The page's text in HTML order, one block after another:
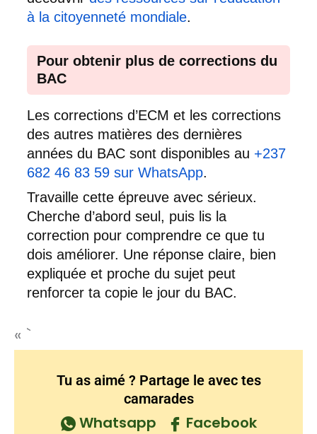
à la citoyenneté mondiale.
Pour obtenir plus de corrections du
BAC
Les corrections d’ECM et les corrections
des autres matières des dernières
années du BAC sont disponibles au +237
682 46 83 59 sur WhatsApp.
Travaille cette épreuve avec sérieux.
Cherche d’abord seul, puis lis la
correction pour comprendre ce que tu
dois améliorer. Une réponse claire, bien
expliquée et proche du sujet peut
renforcer ta copie le jour du BAC.
« `
Tu as aimé ? Partage le avec tes
camarades
Whatsapp Facebook